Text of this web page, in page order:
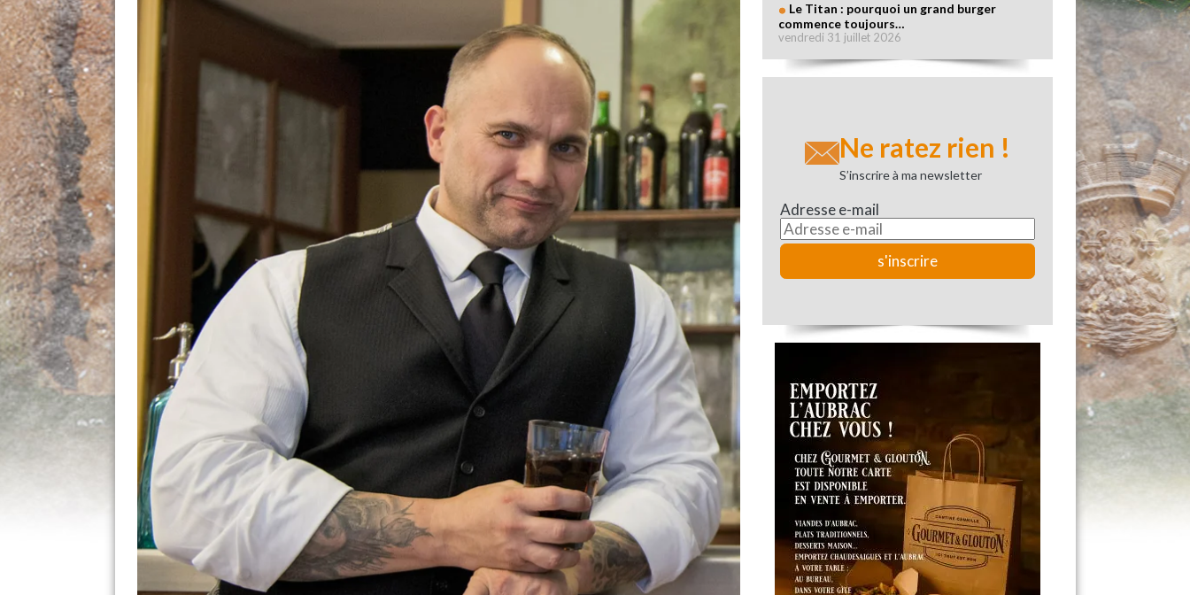
Le Titan : pourquoi un grand burger
commence toujours…
vendredi 31 juillet 2026
Ne ratez rien !
S’inscrire à ma newsletter
Adresse e-mail